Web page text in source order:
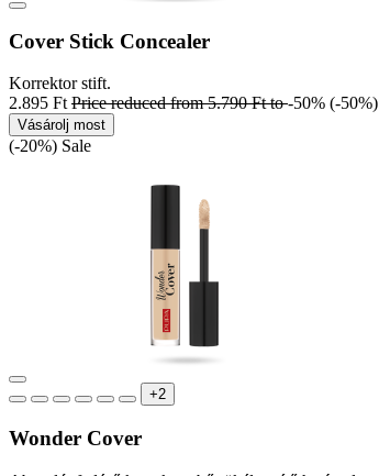
Cover Stick Concealer
Korrektor stift.
2.895 Ft Price reduced from5.790 Ftto-50% (-50%)
Vásárolj most
(-20%) Sale
+2
Wonder Cover